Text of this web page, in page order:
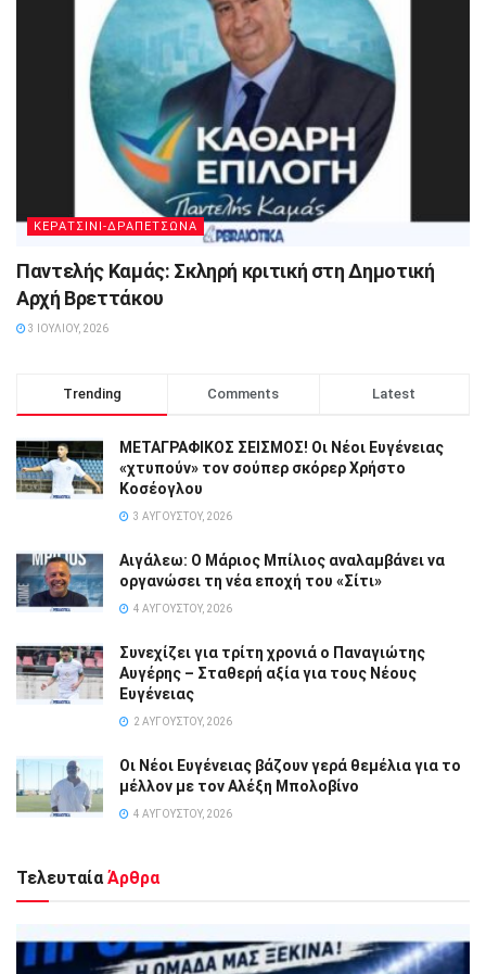
ΚΕΡΑΤΣΙΝΙ-ΔΡΑΠΕΤΣΩΝΑ
Παντελής Καμάς: Σκληρή κριτική στη Δημοτική
Αρχή Βρεττάκου
3 ΙΟΥΛΊΟΥ, 2026
Trending Comments Latest
ΜΕΤΑΓΡΑΦΙΚΟΣ ΣΕΙΣΜΟΣ! Οι Νέοι Ευγένειας
«χτυπούν» τον σούπερ σκόρερ Χρήστο
Κοσέογλου
3 ΑΥΓΟΎΣΤΟΥ, 2026
Αιγάλεω: Ο Μάριος Μπίλιος αναλαμβάνει να
οργανώσει τη νέα εποχή του «Σίτι»
4 ΑΥΓΟΎΣΤΟΥ, 2026
Συνεχίζει για τρίτη χρονιά ο Παναγιώτης
Αυγέρης – Σταθερή αξία για τους Νέους
Ευγένειας
2 ΑΥΓΟΎΣΤΟΥ, 2026
Οι Νέοι Ευγένειας βάζουν γερά θεμέλια για το
μέλλον με τον Αλέξη Μπολοβίνο
4 ΑΥΓΟΎΣΤΟΥ, 2026
Τελευταία Άρθρα